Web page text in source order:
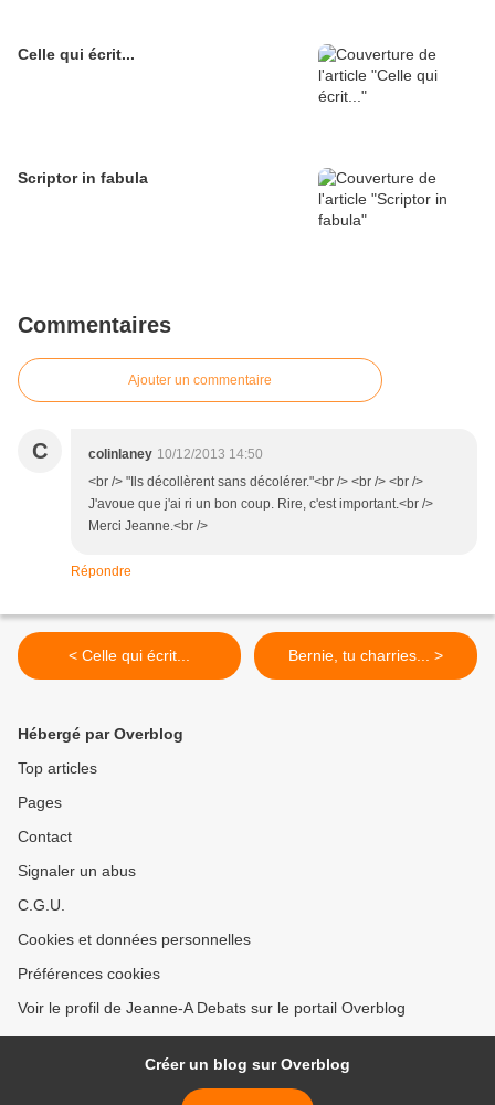
Celle qui écrit...
Scriptor in fabula
Commentaires
Ajouter un commentaire
C colinlaney 10/12/2013 14:50
<br /> "Ils décollèrent sans décolérer."<br /> <br /> <br />
J'avoue que j'ai ri un bon coup. Rire, c'est important.<br />
Merci Jeanne.<br />
Répondre
< Celle qui écrit... Bernie, tu charries... >
Hébergé par Overblog
Top articles
Pages
Contact
Signaler un abus
C.G.U.
Cookies et données personnelles
Préférences cookies
Voir le profil de Jeanne-A Debats sur le portail Overblog
Créer un blog sur Overblog